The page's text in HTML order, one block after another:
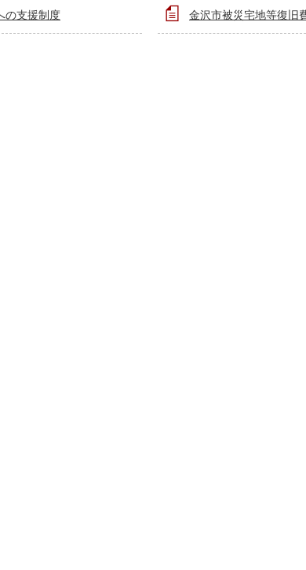
の支援制度 金沢市被災宅地等復旧